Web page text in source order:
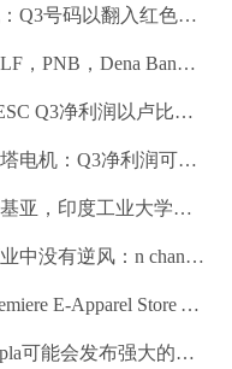
帆：Q3号码以翻入红色领域
D LF，PNB，Dena Bank达到52周低
CESC Q3净利润以卢比。112亿卢比
塔塔电机：Q3净利润可能会落下
诺基亚，印度工业大学研究所 - 马德拉斯促进印度农村的宽带连接
商业中没有逆风：n chandrasekaran，tcs
Premiere E-Apparel Store Yellowfashion.in Forays进入Srilanka
Cipla可能会发布强大的Q3收益